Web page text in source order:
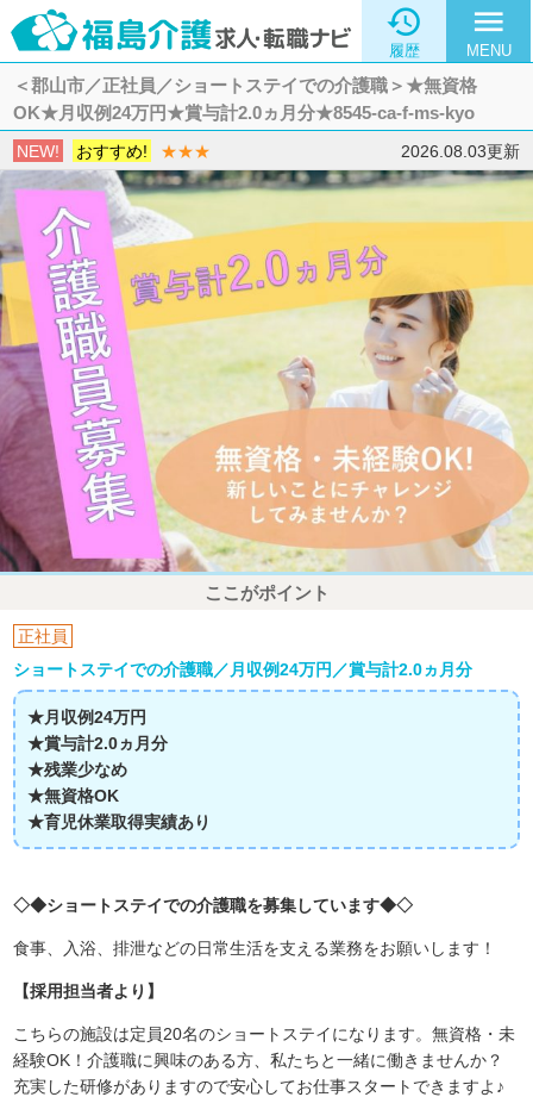

履歴
menu
MENU
＜郡山市／正社員／ショートステイでの介護職＞★無資格
OK★月収例24万円★賞与計2.0ヵ月分★8545-ca-f-ms-kyo
NEW! おすすめ! ★★★ 2026.08.03更新
ここがポイント
正社員
ショートステイでの介護職／月収例24万円／賞与計2.0ヵ月分
★月収例24万円
★賞与計2.0ヵ月分
★残業少なめ
★無資格OK
★育児休業取得実績あり
◇◆ショートステイでの介護職を募集しています◆◇
食事、入浴、排泄などの日常生活を支える業務をお願いします！
【採用担当者より】
こちらの施設は定員20名のショートステイになります。無資格・未
経験OK！介護職に興味のある方、私たちと一緒に働きませんか？
充実した研修がありますので安心してお仕事スタートできますよ♪